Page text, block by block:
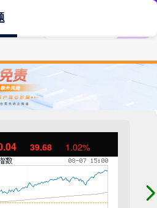
39.68 1.02%